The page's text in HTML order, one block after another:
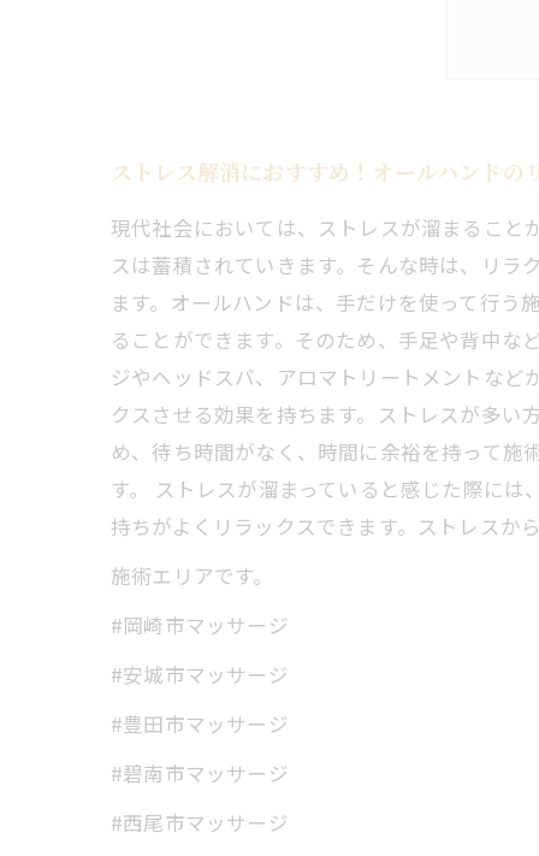
ストレス解消におすすめ！オールハンドの
現代社会においては、ストレスが溜まること
スは蓄積されていきます。そんな時は、リ
ます。オールハンドは、手だけを使って行
ることができます。そのため、手足や背中
ジやヘッドスパ、アロマトリートメントな
クスさせる効果を持ちます。ストレスが多い
め、待ち時間がなく、時間に余裕を持って
す。 ストレスが溜まっていると感じた際に
持ちがよくリラックスできます。ストレスか
施術エリアです。
#岡崎市マッサージ
#安城市マッサージ
#豊田市マッサージ
#碧南市マッサージ
#西尾市マッサージ